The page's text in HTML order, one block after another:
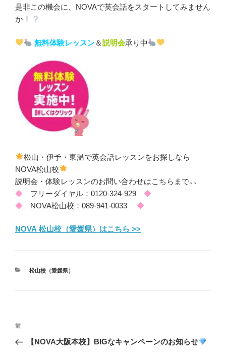
是非この機会に、NOVAで英会話をスタートしてみません
か
無料体験レッスン＆説明会承り中
松山・伊予・東温で英会話レッスンをお探しなら
NOVA松山校
説明会・体験レッスンのお問い合わせはこちらまで↓↓
◆ フリーダイヤル：0120-324-929 ◆
◆ NOVA松山校：089-941-0033 ◆
NOVA 松山校（愛媛県）はこちら >>
カ
松山校（愛媛県）
投
ナ
前
の
前
【NOVA大阪本校】BIGなキャンペーンのお知らせ